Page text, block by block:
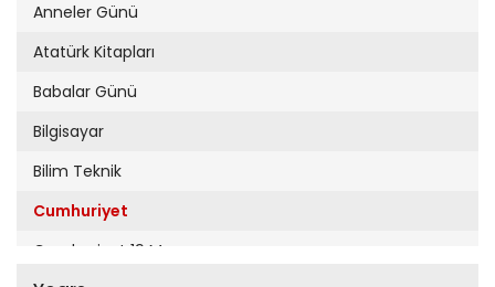
Anneler Günü
Atatürk Kitapları
Babalar Günü
Bilgisayar
Bilim Teknik
Cumhuriyet
Cumhuriyet 19 Mayıs